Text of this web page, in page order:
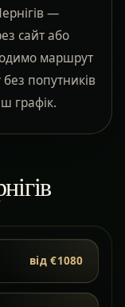
—
сайт або
маршрут
попутників
графік.
від €1080